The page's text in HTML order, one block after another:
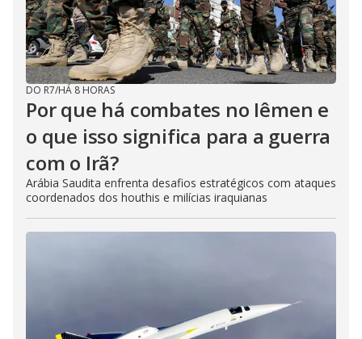
DO R7/HÁ 8 HORAS
Por que há combates no Iêmen e
o que isso significa para a guerra
com o Irã?
Arábia Saudita enfrenta desafios estratégicos com ataques
coordenados dos houthis e milícias iraquianas